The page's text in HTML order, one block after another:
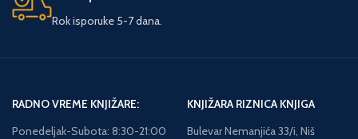
Rok isporuke 5-7 dana.
RADNO VREME KNJIŽARE:
Ponedeljak-Subota: 8:30-21:00
KNJIŽARA RIZNICA KNJIGA
Bulevar Nemanjića 33/i, Niš